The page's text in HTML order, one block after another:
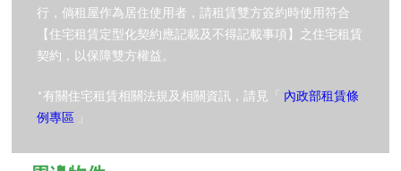
行，倘租屋作為居住使用者，請租賃雙方簽約時使用符合
【住宅租賃定型化契約應記載及不得記載事項】之住宅租賃
契約，以保障雙方權益。
*有關住宅租賃相關法規及相關資訊，請見「 內政部租賃條
例專區 」